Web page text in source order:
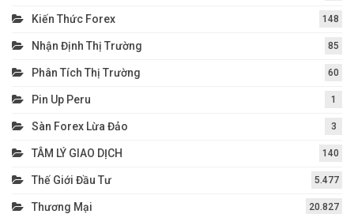
Kiến Thức Forex 148
Nhận Định Thị Trường 85
Phân Tích Thị Trường 60
Pin Up Peru 1
Sàn Forex Lừa Đảo 3
TÂM LÝ GIAO DỊCH 140
Thế Giới Đầu Tư 5.477
Thương Mại 20.827